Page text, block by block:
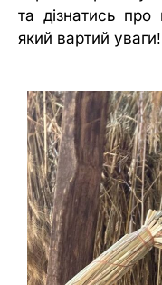
та дізнатись
який вартий уваги!